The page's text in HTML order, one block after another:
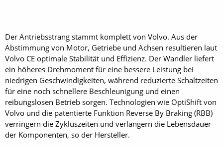
Der Antriebsstrang stammt komplett von Volvo. Aus der
Abstimmung von Motor, Getriebe und Achsen resultieren laut
Volvo CE optimale Stabilität und Effizienz. Der Wandler liefert
ein höheres Drehmoment für eine bessere Leistung bei
niedrigen Geschwindigkeiten, während reduzierte Schaltzeiten
für eine noch schnellere Beschleunigung und einen
reibungslosen Betrieb sorgen. Technologien wie OptiShift von
Volvo und die patentierte Funktion Reverse By Braking (RBB)
verringern die Zykluszeiten und verlängern die Lebensdauer
der Komponenten, so der Hersteller.